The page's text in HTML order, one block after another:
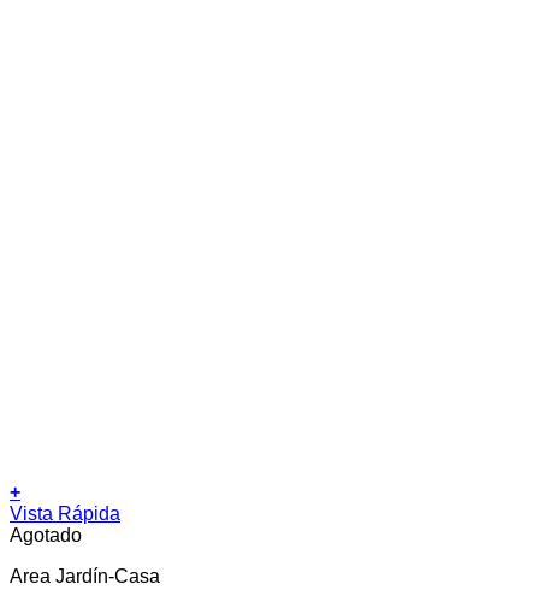
+
Vista Rápida
Agotado
Area Jardín-Casa